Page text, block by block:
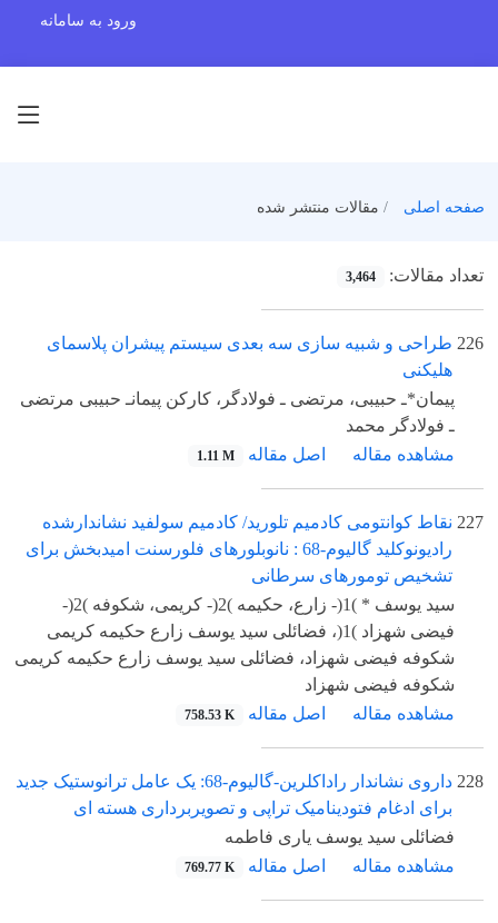
ورود به سامانه
صفحه اصلی مقالات منتشر شده
تعداد مقالات: 3,464
226 طراحی و شبیه سازی سه بعدی سیستم پیشران پلاسمای
هلیکنی
پیمان*ـ حبیبی، مرتضی ـ فولادگر، کارکن پیمانـ حبیبی مرتضی
ـ فولادگر محمد
مشاهده مقاله
اصل مقاله 1.11 M
227 نقاط کوانتومی کادمیم تلورید/ کادمیم سولفید نشاندارشده
رادیونوکلید گالیوم-68 : نانوبلورهای فلورسنت امیدبخش برای
تشخیص تومورهای سرطانی
سید یوسف * )1(- زارع، حکیمه )2(- کریمی، شکوفه )2(-
فیضی شهزاد )1(، فضائلی سید یوسف زارع حکیمه کریمی
شکوفه فیضی شهزاد، فضائلی سید یوسف زارع حکیمه کریمی
شکوفه فیضی شهزاد
مشاهده مقاله
اصل مقاله 758.53 K
228
داروی نشاندار راداکلرین-گالیوم-68: یک عامل ترانوستیک جدید
برای ادغام فتودینامیک تراپی و تصویربرداری هسته ای
فضائلی سید یوسف یاری فاطمه
مشاهده مقاله
اصل مقاله 769.77 K